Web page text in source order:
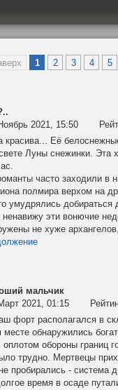
1 2 3 4 5
2021, 15:50
красива... Её
Луны снежинки. Эта
часто заходили в
полмира верхом на
умудрялись
эти вонючие
не хуже
мальчик
2021, 01:15
форт располагался в
месте обнаружились
оплотом обороны границ
трудно. Мертвецы
пробирались - система
время в осаде